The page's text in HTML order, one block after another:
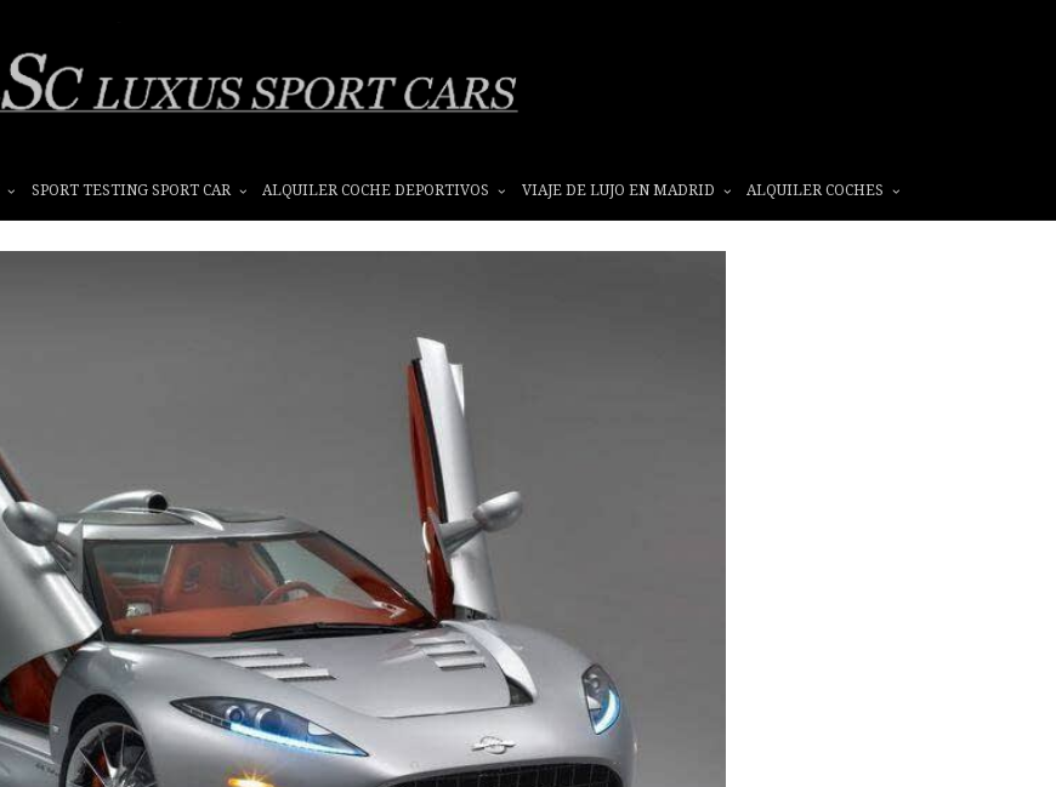
SPORT TESTING SPORT CAR ALQUILER COCHE DEPORTIVOS VIAJE DE LUJO EN MADRID ALQUILER COCHES